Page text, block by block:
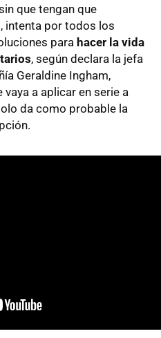
que tengan que
intenta por todos los
para hacer la vida
, según declara la jefa
Geraldine Ingham,
a aplicar en serie a
da como probable la